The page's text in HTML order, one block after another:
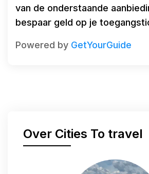
van de onderstaande
bespaar geld op je
Powered by GetYourGuide
Over Cities To travel